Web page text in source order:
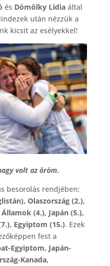
és Dömölky Lídiaáltal
után nézzük a
kicsit az esélyekkel!
volt az öröm.
besorolás rendjében:
Olaszország (2.),
(4.), Japán (5.),
Egyiptom (15.). Ezek
fest a
Egyiptom, Japán-
Kanada,